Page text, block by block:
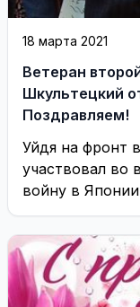
18 марта 2021
Ветеран
Шкультецкий
Поздравляем!
Уйдя на фронт
участвовал во
войну в Японии